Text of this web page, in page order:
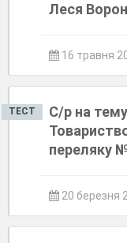
Леся
16 травня
ТЕСТ
С/р на
переляку
20 березня